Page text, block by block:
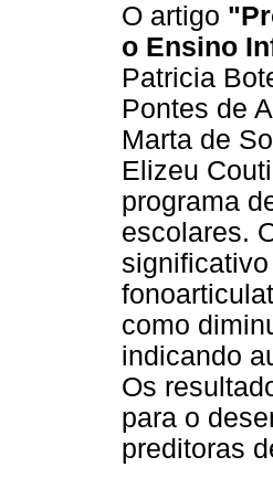
O artigo
o Ensino
Patricia
Pontes de
Marta de
Elizeu
programa
escolares.
como
indicando
Os
para o
preditoras